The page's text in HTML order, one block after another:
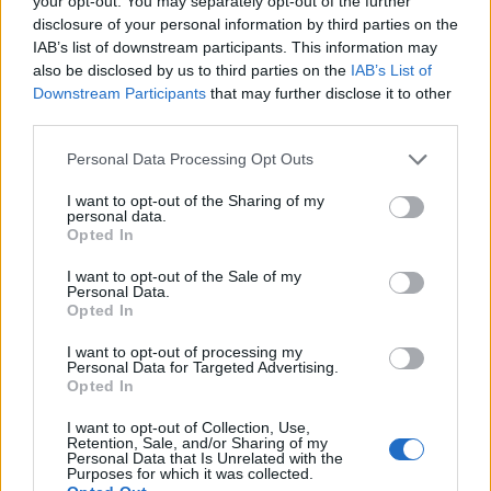
disclosure of your personal information by third parties on the
IAB’s list of downstream participants. This information may
also be disclosed by us to third parties on the IAB’s List of
Downstream Participants that may further disclose it to other
Personal Data Processing Opt Outs
I want to opt-out of the Sharing of my
personal data.
Opted In
I want to opt-out of the Sale of my
Personal Data.
Opted In
I want to opt-out of processing my
Personal Data for Targeted Advertising.
Opted In
I want to opt-out of Collection, Use,
Retention, Sale, and/or Sharing of my
Personal Data that Is Unrelated with the
Purposes for which it was collected.
του ΚΚΕ Αρκαδίας στον Κοσμά
19.07.2026 14:28
Συνάντηση στελεχών της "Νέας
Καρυστιανού
17.07.2026 18:41
τη σημαία του ΣΥΡΙΖΑ και θα
τιμήσω αυτήν την εντολή"